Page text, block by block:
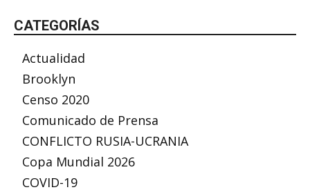
CATEGORÍAS
Actualidad
Brooklyn
Censo 2020
Comunicado de Prensa
CONFLICTO RUSIA-UCRANIA
Copa Mundial 2026
COVID-19